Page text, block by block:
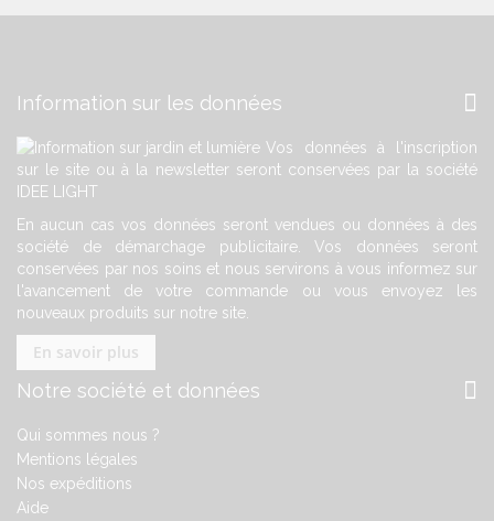
Information sur les données
Vos données à l'inscription
sur le site ou à la newsletter seront conservées par la société
IDEE LIGHT
En aucun cas vos données seront vendues ou données à des
société de démarchage publicitaire. Vos données seront
conservées par nos soins et nous servirons à vous informez sur
l'avancement de votre commande ou vous envoyez les
nouveaux produits sur notre site.
En savoir plus
Notre société et données
Qui sommes nous ?
Mentions légales
Nos expéditions
Aide